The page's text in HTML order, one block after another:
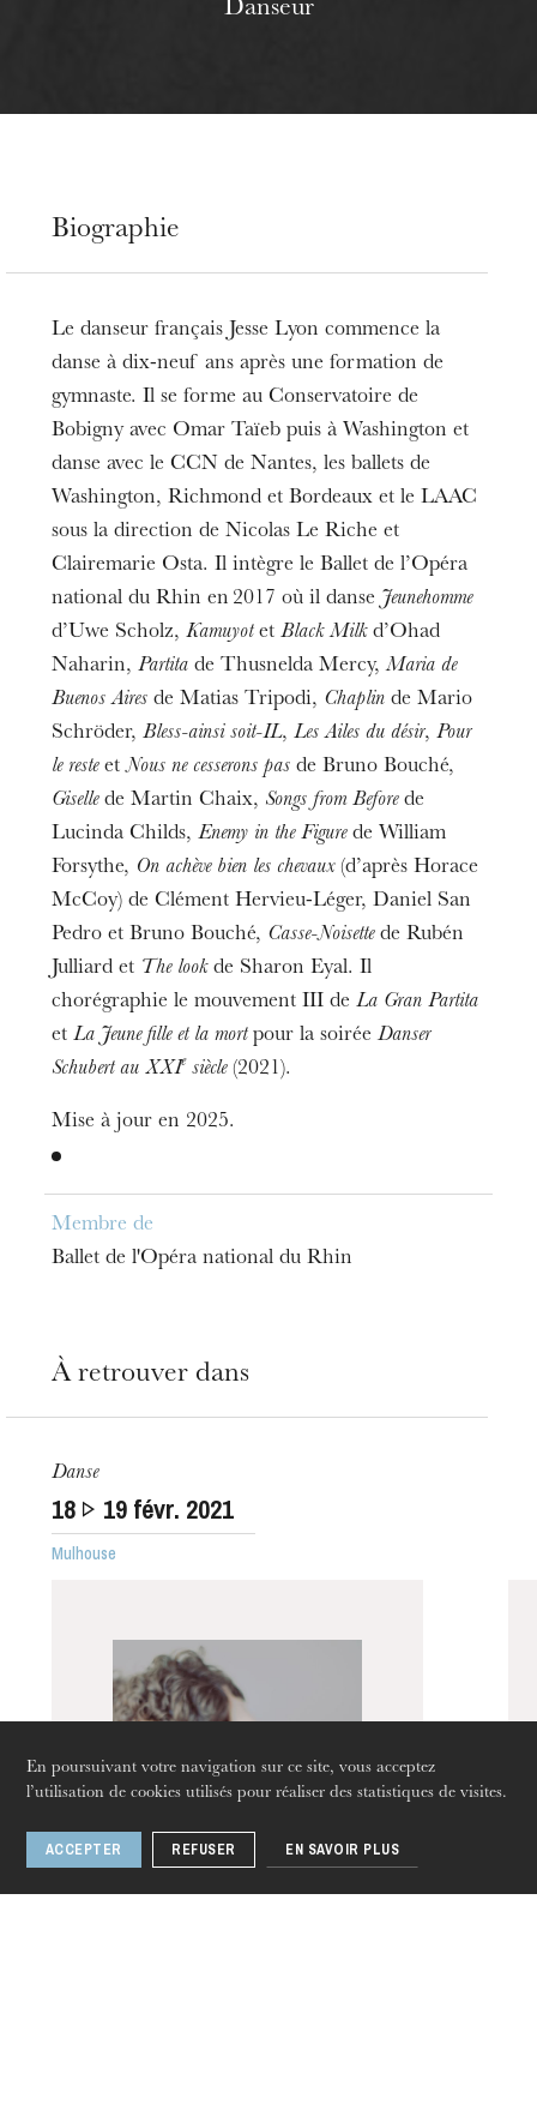
En poursuivant votre navigation sur ce site, vous acceptez
l’utilisation de cookies utilisés pour réaliser des statistiques de visites.
ACCEPTER REFUSER EN SAVOIR PLUS
L’OnR avec vous
Danseur
Biographie
Le danseur français Jesse Lyon commence la
danse à dix-neuf ans après une formation de
gymnaste. Il se forme au Conservatoire de
Bobigny avec Omar Taïeb puis à Washington et
danse avec le CCN de Nantes, les ballets de
Washington, Richmond et Bordeaux et le LAAC
sous la direction de Nicolas Le Riche et
Clairemarie Osta. Il intègre le Ballet de l’Opéra
national du Rhin en 2017 où il danse Jeunehomme
d’Uwe Scholz,KamuyotetBlack Milkd’Ohad
Naharin,Partita de Thusnelda Mercy,Maria de
Buenos Aires de Matias Tripodi, Chaplin de Mario
Schröder,Bless-ainsi soit-IL,Les Ailes du désir,Pour
le resteetNous ne cesserons pas de Bruno Bouché,
Gisellede Martin Chaix, Songs from Beforede
Lucinda Childs,Enemy in the Figurede William
Forsythe, On achève bien les chevaux(d’après Horace
McCoy) de Clément Hervieu-Léger, Daniel San
Pedro et Bruno Bouché, Casse-Noisettede Rubén
Julliard et The lookde Sharon Eyal. Il
chorégraphie le mouvement III deLa Gran Partita
etLa Jeune fille et la mortpour la soiréeDanser
Schubert au XXIe siècle(2021).
Mise à jour en 2025.
Membre de
Ballet de l'Opéra national du Rhin
À retrouver dans
Danse
18 19 févr. 2021
Mulhouse